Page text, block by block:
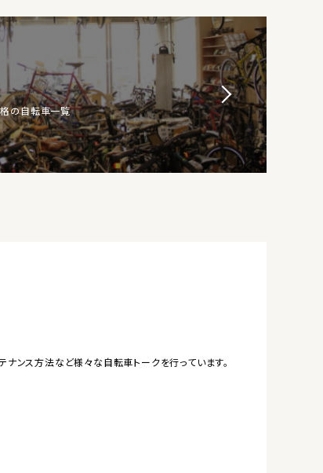
格の自転車一覧
ナンス方法など様々な自転車トークを行っています。